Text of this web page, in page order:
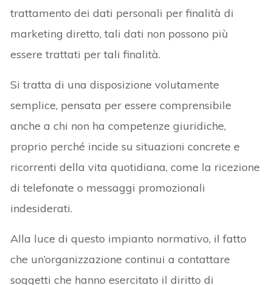
trattamento dei dati personali per finalità di
marketing diretto, tali dati non possono più
essere trattati per tali finalità.
Si tratta di una disposizione volutamente
semplice, pensata per essere comprensibile
anche a chi non ha competenze giuridiche,
proprio perché incide su situazioni concrete e
ricorrenti della vita quotidiana, come la ricezione
di telefonate o messaggi promozionali
indesiderati.
Alla luce di questo impianto normativo, il fatto
che un’organizzazione continui a contattare
soggetti che hanno esercitato il diritto di